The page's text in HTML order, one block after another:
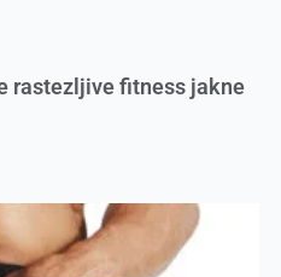
rastezljive fitness jakne